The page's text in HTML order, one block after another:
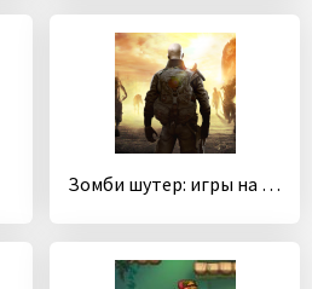
Зомби шутер: игры на выживание